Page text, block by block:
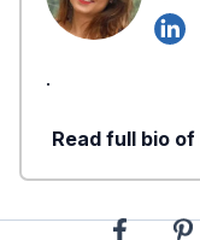
.
Read full bio of